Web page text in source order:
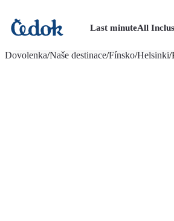
Last minuteAll
Dovolenka/Naše destinace/Fínsko/Helsinki/